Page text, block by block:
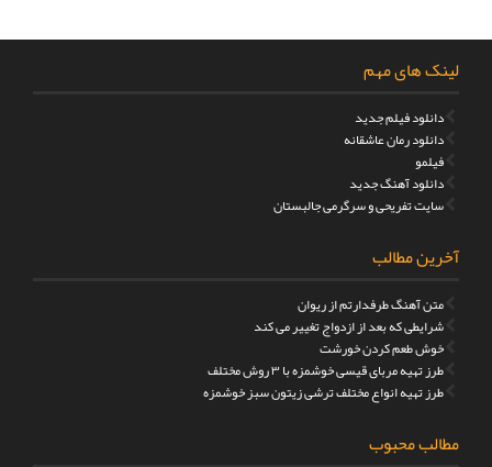
لینک های مهم
دانلود فیلم جدید
دانلود رمان عاشقانه
فیلمو
دانلود آهنگ جدید
سایت تفریحی و سرگرمی جالبستان
آخرین مطالب
متن آهنگ طرفدارتم از ریوان
شرایطی که بعد از ازدواج تغییر می کند
خوش طعم کردن خورشت
طرز تهیه مربای قیسی خوشمزه با ۳ روش مختلف
طرز تهیه انواع مختلف ترشی زیتون سبز خوشمزه
مطالب محبوب